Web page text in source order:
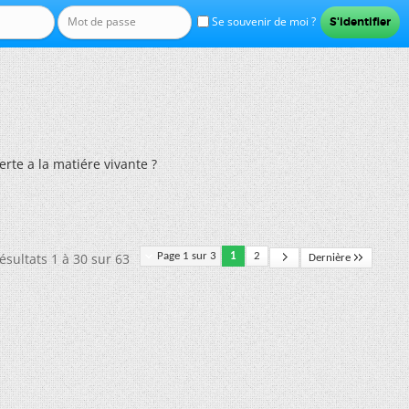
Se souvenir de moi ?
a la matiére vivante ?
Page 1 sur 3 1 2 Dernière
1 à 30 sur 63